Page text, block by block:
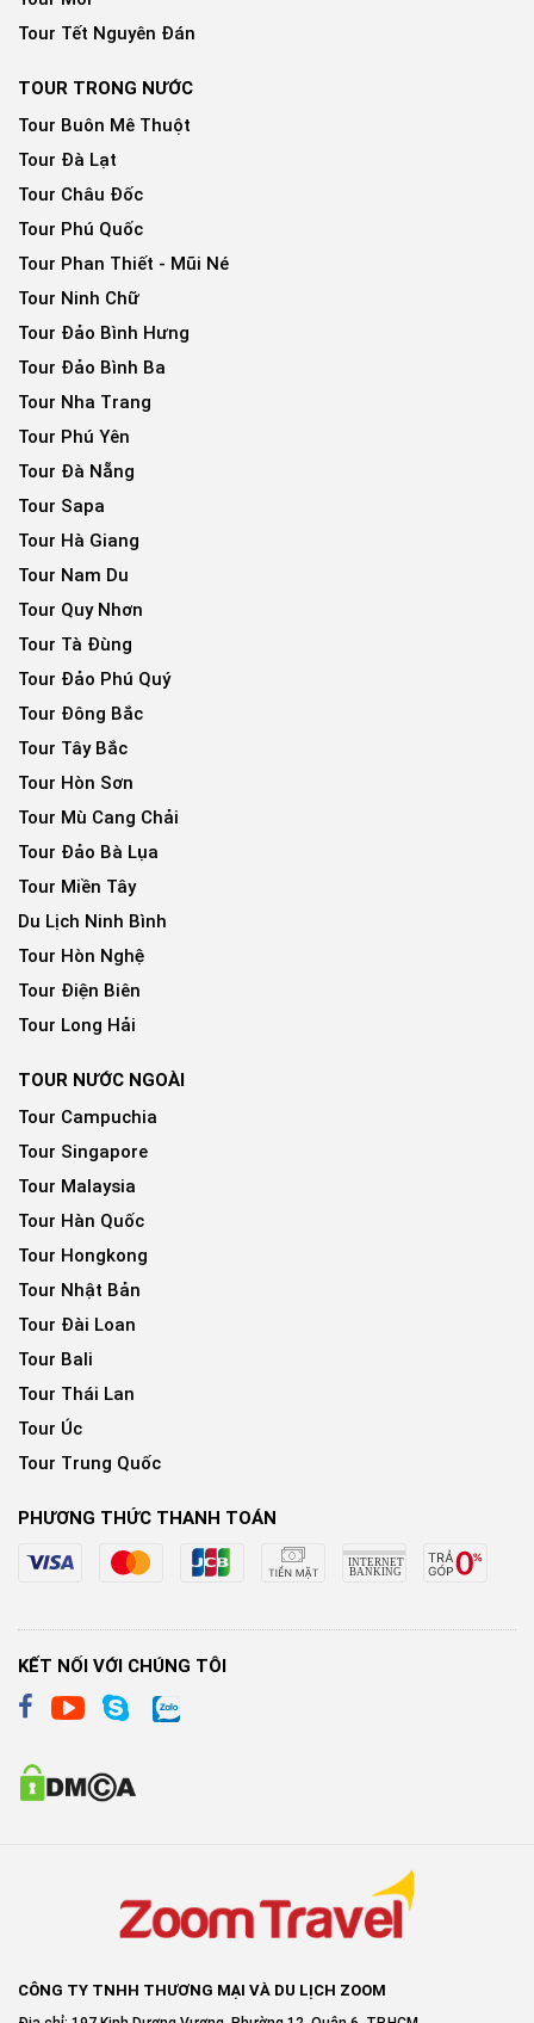
Tour Tết Nguyên Đán
TOUR TRONG NƯỚC
Tour Buôn Mê Thuột
Tour Đà Lạt
Tour Châu Đốc
Tour Phú Quốc
Tour Phan Thiết - Mũi Né
Tour Ninh Chữ
Tour Đảo Bình Hưng
Tour Đảo Bình Ba
Tour Nha Trang
Tour Phú Yên
Tour Đà Nẵng
Tour Sapa
Tour Hà Giang
Tour Nam Du
Tour Quy Nhơn
Tour Tà Đùng
Tour Đảo Phú Quý
Tour Đông Bắc
Tour Tây Bắc
Tour Hòn Sơn
Tour Mù Cang Chải
Tour Đảo Bà Lụa
Tour Miền Tây
Du Lịch Ninh Bình
Tour Hòn Nghệ
Tour Điện Biên
Tour Long Hải
TOUR NƯỚC NGOÀI
Tour Campuchia
Tour Singapore
Tour Malaysia
Tour Hàn Quốc
Tour Hongkong
Tour Nhật Bản
Tour Đài Loan
Tour Bali
Tour Thái Lan
Tour Úc
Tour Trung Quốc
PHƯƠNG THỨC THANH TOÁN
KẾT NỐI VỚI CHÚNG TÔI
CÔNG TY TNHH THƯƠNG MẠI VÀ DU LỊCH ZOOM